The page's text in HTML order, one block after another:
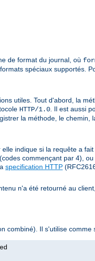
de format du journal, où
spéciaux supportés.
utiles. Tout d'abord, la
HTTP/1.0. Il est aussi
la méthode, le chemin,
indique si la requête a
commençant par 4),
specification HTTP
n'a été retourné au
combiné). Il s'utilise comme